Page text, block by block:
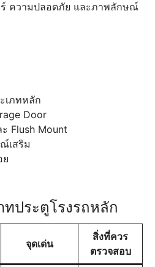
ร์ ความปลอดภัย และภาพลักษณ์
เภทหลัก
Door
Flush Mount
เสริม
ทประตูโรงรถหลัก
จุดเด่น
สิ่งที่ควร
ตรวจสอบ